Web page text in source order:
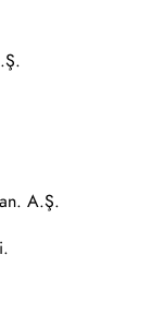
A.Ş.